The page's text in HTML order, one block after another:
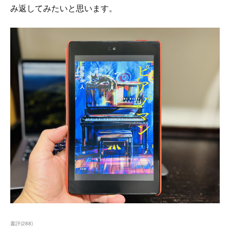
み返してみたいと思います。
書評(288)